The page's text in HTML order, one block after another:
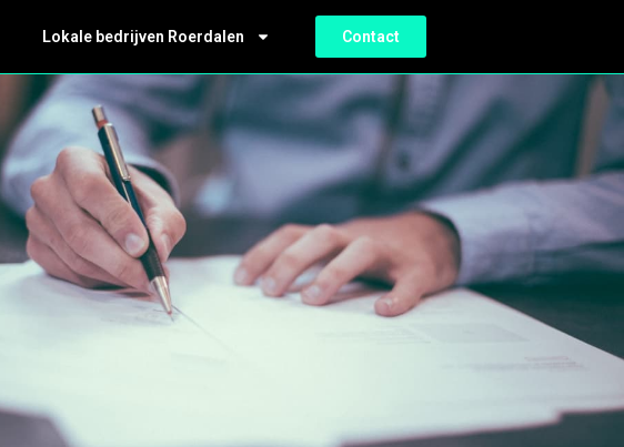
Lokale bedrijven Roerdalen Contact